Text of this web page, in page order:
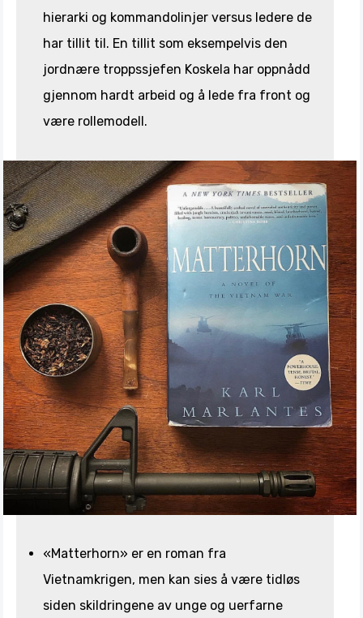
hierarki og kommandolinjer versus ledere de
har tillit til. En tillit som eksempelvis den
jordnære troppssjefen Koskela har oppnådd
gjennom hardt arbeid og å lede fra front og
være rollemodell.
«Matterhorn» er en roman fra
Vietnamkrigen, men kan sies å være tidløs
siden skildringene av unge og uerfarne